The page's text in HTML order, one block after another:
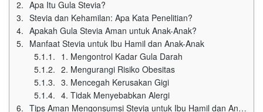
Apa Itu Gula Stevia?
Stevia dan Kehamilan: Apa Kata Penelitian?
Apakah Gula Stevia Aman untuk Anak-Anak?
Manfaat Stevia untuk Ibu Hamil dan Anak-Anak
1. Mengontrol Kadar Gula Darah
2. Mengurangi Risiko Obesitas
3. Mencegah Kerusakan Gigi
4. Tidak Menyebabkan Alergi
Tips Aman Mengonsumsi Stevia untuk Ibu Hamil dan Anak